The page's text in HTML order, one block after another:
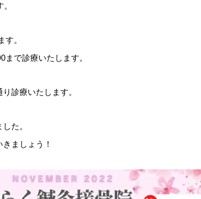
す。
まで診療いたします。
診療いたします。
た。
ましょう！